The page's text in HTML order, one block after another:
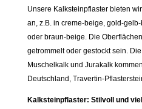
Unsere Kalksteinpflaster bieten
an, z.B. in creme-beige, gold-
oder braun-beige. Die
getrommelt oder gestockt sein.
Muschelkalk und Jurakalk
Deutschland, Travertin-
Kalksteinpflaster: Stilvoll und